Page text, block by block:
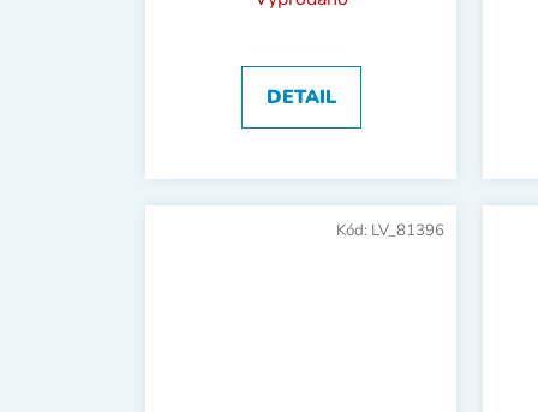
DETAIL
Kód: LV_81396